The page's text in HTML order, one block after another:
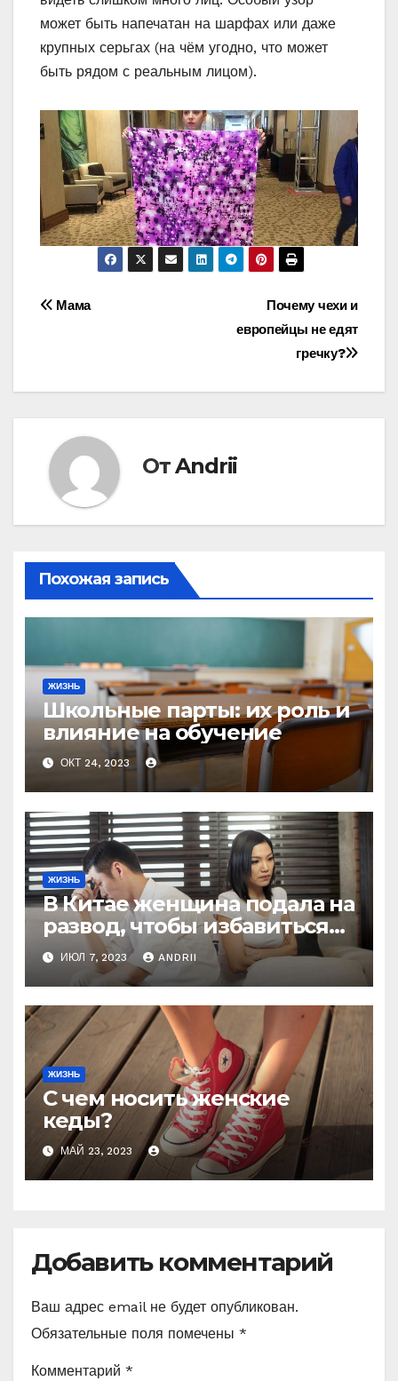
может быть напечатан на шарфах или даже
крупных серьгах (на чём угодно, что может
быть рядом с реальным лицом).
Навигация
записям
Почему чехи и
европейцы не едят
гречку?
Мама
ОтAndrii
Похожая запись
ЖИЗНЬ
Школьные парты: их роль и
влияние на обучение
ОКТ 24, 2023
ЖИЗНЬ
В Китае женщина подала на
развод, чтобы избавиться
от мужа-деспота, который
заставлял её рожать 6 раз,
чтобы получить
наследника
ИЮЛ 7, 2023 ANDRII
ЖИЗНЬ
С чем носить женские
кеды?
МАЙ 23, 2023
Добавить комментарий
Ваш адрес email не будет опубликован.
Обязательные поля помечены *
Комментарий *